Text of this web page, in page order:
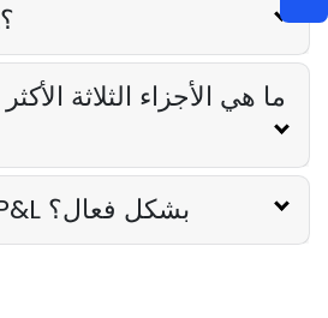
Marti ما هو قالب P&L؟
ما هي الأجزاء الثلاثة
كيف تدير قالب P&L بشكل فعال؟